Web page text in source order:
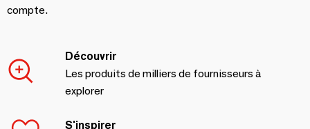
compte.
Découvrir
Les produits de milliers de fournisseurs à
explorer
S'inspirer